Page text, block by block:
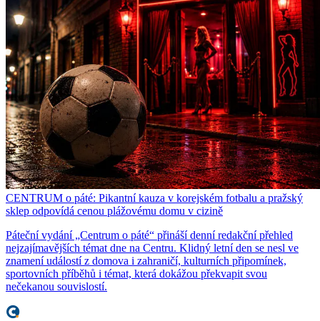
CENTRUM o páté: Pikantní kauza v korejském fotbalu a pražský
sklep odpovídá cenou plážovému domu v cizině
Páteční vydání „Centrum o páté“ přináší denní redakční přehled
nejzajímavějších témat dne na Centru. Klidný letní den se nesl ve
znamení událostí z domova i zahraničí, kulturních připomínek,
sportovních příběhů i témat, která dokážou překvapit svou
nečekanou souvislostí.